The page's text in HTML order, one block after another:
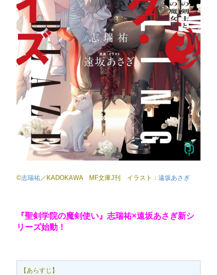
©志瑞祐 ／KADOKAWA MF文庫J刊 イラスト： 遠坂あさぎ
『聖剣学院の魔剣使い』志瑞祐×遠坂あさぎ新シ
リーズ始動！
【あらすじ】